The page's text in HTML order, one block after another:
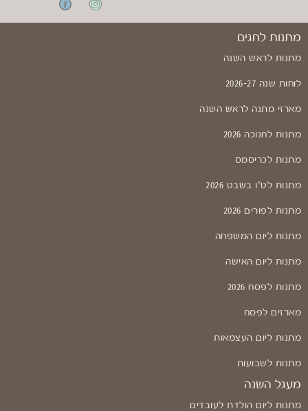
מתנות לחגים
מתנות לראש השנה
לוחות שנה 2026-27
מארזי מתנה לראש השנה
מתנות לחנוכה 2026
מתנות לכריסמס
מתנות לט"ו בשבט 2026
מתנות לפורים 2026
מתנות ליום המשפחה
מתנות ליום האישה
מתנות לפסח 2026
מארזים לפסח
מתנות ליום העצמאות
מתנות לשבועות
מעגל השנה
מתנות ליום הולדת לעובדים